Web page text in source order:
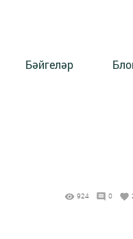
Бәйгеләр
924 0